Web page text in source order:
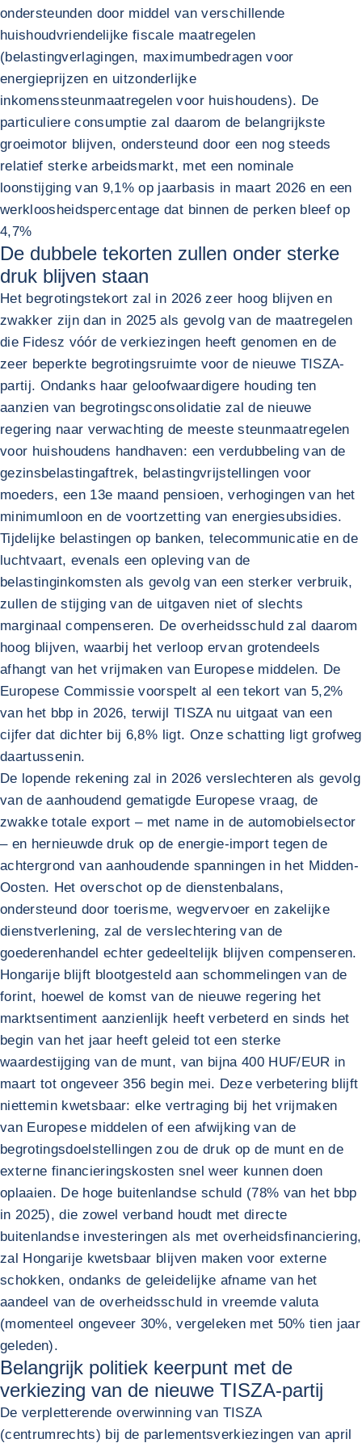
ondersteunden door middel van verschillende
huishoudvriendelijke fiscale maatregelen
(belastingverlagingen, maximumbedragen voor
energieprijzen en uitzonderlijke
inkomenssteunmaatregelen voor huishoudens). De
particuliere consumptie zal daarom de belangrijkste
groeimotor blijven, ondersteund door een nog steeds
relatief sterke arbeidsmarkt, met een nominale
loonstijging van 9,1% op jaarbasis in maart 2026 en een
werkloosheidspercentage dat binnen de perken bleef op
4,7%
De dubbele tekorten zullen onder sterke
druk blijven staan
Het begrotingstekort zal in 2026 zeer hoog blijven en
zwakker zijn dan in 2025 als gevolg van de maatregelen
die Fidesz vóór de verkiezingen heeft genomen en de
zeer beperkte begrotingsruimte voor de nieuwe TISZA-
partij. Ondanks haar geloofwaardigere houding ten
aanzien van begrotingsconsolidatie zal de nieuwe
regering naar verwachting de meeste steunmaatregelen
voor huishoudens handhaven: een verdubbeling van de
gezinsbelastingaftrek, belastingvrijstellingen voor
moeders, een 13e maand pensioen, verhogingen van het
minimumloon en de voortzetting van energiesubsidies.
Tijdelijke belastingen op banken, telecommunicatie en de
luchtvaart, evenals een opleving van de
belastinginkomsten als gevolg van een sterker verbruik,
zullen de stijging van de uitgaven niet of slechts
marginaal compenseren. De overheidsschuld zal daarom
hoog blijven, waarbij het verloop ervan grotendeels
afhangt van het vrijmaken van Europese middelen. De
Europese Commissie voorspelt al een tekort van 5,2%
van het bbp in 2026, terwijl TISZA nu uitgaat van een
cijfer dat dichter bij 6,8% ligt. Onze schatting ligt grofweg
daartussenin.
De lopende rekening zal in 2026 verslechteren als gevolg
van de aanhoudend gematigde Europese vraag, de
zwakke totale export – met name in de automobielsector
– en hernieuwde druk op de energie-import tegen de
achtergrond van aanhoudende spanningen in het Midden-
Oosten. Het overschot op de dienstenbalans,
ondersteund door toerisme, wegvervoer en zakelijke
dienstverlening, zal de verslechtering van de
goederenhandel echter gedeeltelijk blijven compenseren.
Hongarije blijft blootgesteld aan schommelingen van de
forint, hoewel de komst van de nieuwe regering het
marktsentiment aanzienlijk heeft verbeterd en sinds het
begin van het jaar heeft geleid tot een sterke
waardestijging van de munt, van bijna 400 HUF/EUR in
maart tot ongeveer 356 begin mei. Deze verbetering blijft
niettemin kwetsbaar: elke vertraging bij het vrijmaken
van Europese middelen of een afwijking van de
begrotingsdoelstellingen zou de druk op de munt en de
externe financieringskosten snel weer kunnen doen
oplaaien. De hoge buitenlandse schuld (78% van het bbp
in 2025), die zowel verband houdt met directe
buitenlandse investeringen als met overheidsfinanciering,
zal Hongarije kwetsbaar blijven maken voor externe
schokken, ondanks de geleidelijke afname van het
aandeel van de overheidsschuld in vreemde valuta
(momenteel ongeveer 30%, vergeleken met 50% tien jaar
geleden).
Belangrijk politiek keerpunt met de
verkiezing van de nieuwe TISZA-partij
De verpletterende overwinning van TISZA
(centrumrechts) bij de parlementsverkiezingen van april